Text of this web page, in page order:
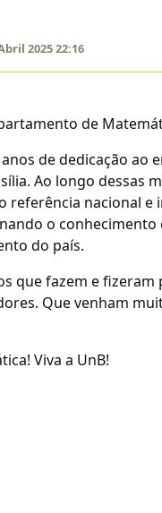
2025 22:16
de
de dedicação ao
Ao longo dessas
referência nacional
o
do país.
que fazem e
Que venham
Viva a UnB!